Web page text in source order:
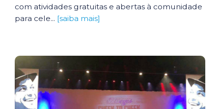
com atividades gratuitas e abertas à comunidade
para cele... [saiba mais]